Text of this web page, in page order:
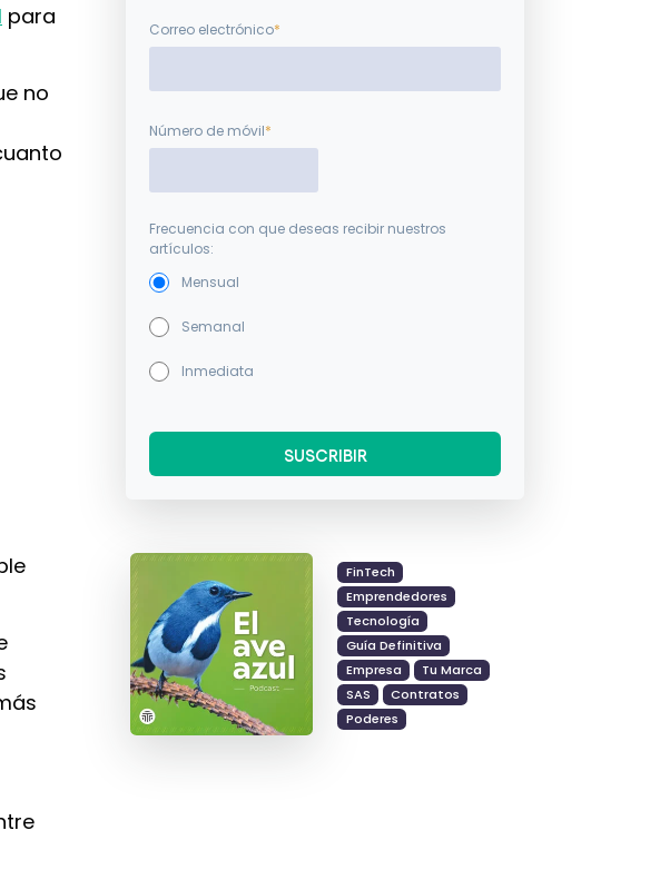
para
no
Correo electrónico*
Número de móvil*
Frecuencia con que deseas recibir nuestros
artículos:
Mensual
Semanal
Inmediata
FinTech
Emprendedores
Tecnología
Guía Definitiva
Empresa
Tu Marca
SAS
Contratos
Poderes